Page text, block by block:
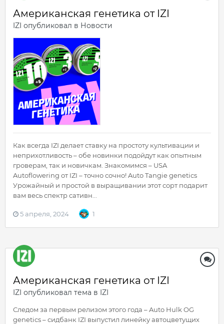
Американская генетика от IZI
IZI опубликовал в Новости
Как всегда IZI делает ставку на простоту культивации и
неприхотливость – обе новинки подойдут как опытным
гроверам, так и новичкам. Знакомимся – USA
Autoflowering от IZI – точно сочно! Auto Tangie genetics
Урожайный и простой в выращивании этот сорт подарит
вам весь спектр сативн...
5 апреля, 2024 1
Американская генетика от IZI
IZI опубликовал тема в IZI
Следом за первым релизом этого года – Auto Hulk OG
genetics – сидбанк IZI выпустил линейку автоцветущих